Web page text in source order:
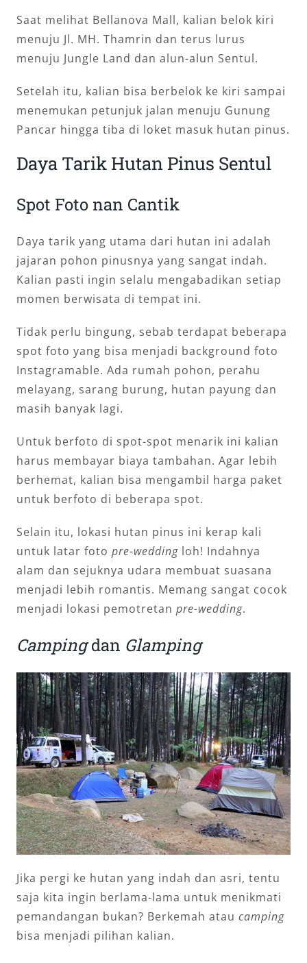
Saat melihat Bellanova Mall, kalian belok kiri
menuju Jl. MH. Thamrin dan terus lurus
menuju Jungle Land dan alun-alun Sentul.
Setelah itu, kalian bisa berbelok ke kiri sampai
menemukan petunjuk jalan menuju Gunung
Pancar hingga tiba di loket masuk hutan pinus.
Daya Tarik Hutan Pinus Sentul
Spot Foto nan Cantik
Daya tarik yang utama dari hutan ini adalah
jajaran pohon pinusnya yang sangat indah.
Kalian pasti ingin selalu mengabadikan setiap
momen berwisata di tempat ini.
Tidak perlu bingung, sebab terdapat beberapa
spot foto yang bisa menjadi background foto
Instagramable. Ada rumah pohon, perahu
melayang, sarang burung, hutan payung dan
masih banyak lagi.
Untuk berfoto di spot-spot menarik ini kalian
harus membayar biaya tambahan. Agar lebih
berhemat, kalian bisa mengambil harga paket
untuk berfoto di beberapa spot.
Selain itu, lokasi hutan pinus ini kerap kali
untuk latar foto pre-wedding loh! Indahnya
alam dan sejuknya udara membuat suasana
menjadi lebih romantis. Memang sangat cocok
menjadi lokasi pemotretan pre-wedding.
Campingdan Glamping
Jika pergi ke hutan yang indah dan asri, tentu
saja kita ingin berlama-lama untuk menikmati
pemandangan bukan? Berkemah atau camping
bisa menjadi pilihan kalian.